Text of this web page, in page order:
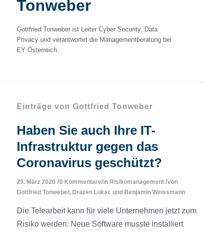
Tonweber
Gottfried Tonweber ist Leiter Cyber Security, Data
Privacy und verantwortet die Managementberatung bei
EY Österreich.
Einträge von Gottfried Tonweber
Haben Sie auch Ihre IT-
Infrastruktur gegen das
Coronavirus geschützt?
29. März 2020 /0 Kommentare/in Risikomanagement /von
Gottfried Tonweber, Drazen Lukac und Benjamin Weissmann
Die Telearbeit kann für viele Unternehmen jetzt zum
Risiko werden: Neue Software musste installiert